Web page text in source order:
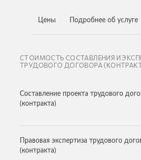
Цены Подробнее об услуге
СТОИМОСТЬ СОСТАВЛЕНИЯ И
ТРУДОВОГО ДОГОВОРА
Составление проекта трудового
(контракта)
Правовая экспертиза трудового
(контракта)